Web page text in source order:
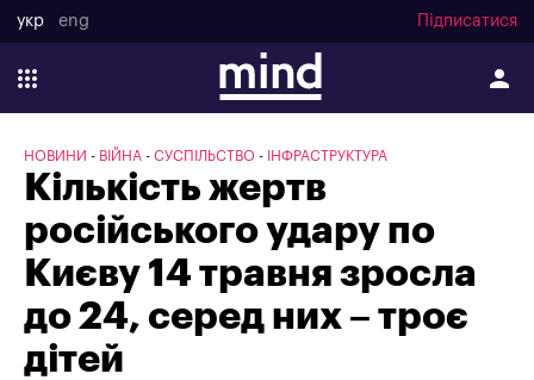
укр eng Підписатися
НОВИНИ ВІЙНА СУСПІЛЬСТВО ІНФРАСТРУКТУРА
Кількість жертв
російського удару по
Києву 14 травня зросла
до 24, серед них – троє
дітей